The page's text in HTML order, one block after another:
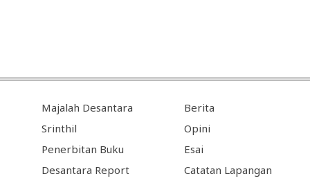
Majalah Desantara
Srinthil
Penerbitan Buku
Desantara Report
Berita
Opini
Esai
Catatan Lapangan